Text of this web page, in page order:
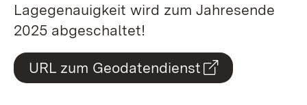
Lagegenauigkeit wird zum Jahresende
2025 abgeschaltet!
URL zum Geodatendienst